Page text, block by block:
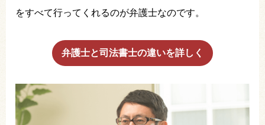
をすべて行ってくれるのが弁護士なのです。
弁護士と司法書士の違いを詳しく